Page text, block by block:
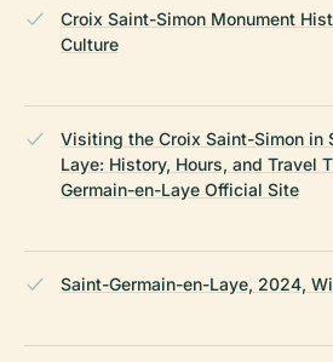
Croix Saint-Simon Monument
Culture
Visiting the Croix Saint-Simon in
Laye: History, Hours, and Travel
Germain-en-Laye Official Site
Saint-Germain-en-Laye, 2024,